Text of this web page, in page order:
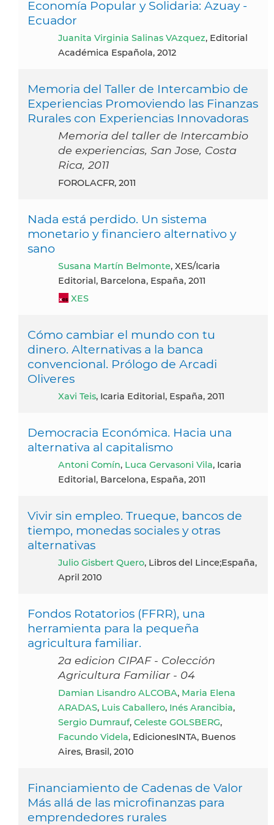
Economía Popular y Solidaria: Azuay -
Ecuador
Juanita Virginia Salinas VAzquez, Editorial
Académica Española, 2012
Memoria del Taller de Intercambio de
Experiencias Promoviendo las Finanzas
Rurales con Experiencias Innovadoras
Memoria del taller de Intercambio
de experiencias, San Jose, Costa
Rica, 2011
FOROLACFR, 2011
Nada está perdido. Un sistema
monetario y financiero alternativo y
sano
Susana Martín Belmonte, XES/Icaria
Editorial, Barcelona, España, 2011
XES
Cómo cambiar el mundo con tu
dinero. Alternativas a la banca
convencional. Prólogo de Arcadi
Oliveres
Xavi Teis, Icaria Editorial, España, 2011
Democracia Económica. Hacia una
alternativa al capitalismo
Antoni Comín, Luca Gervasoni Vila, Icaria
Editorial, Barcelona, España, 2011
Vivir sin empleo. Trueque, bancos de
tiempo, monedas sociales y otras
alternativas
Julio Gisbert Quero, Libros del Lince;España,
April 2010
Fondos Rotatorios (FFRR), una
herramienta para la pequeña
agricultura familiar.
2a edicion CIPAF - Colección
Agricultura Familiar - 04
Damian Lisandro ALCOBA, Maria Elena
ARADAS, Luis Caballero, Inés Arancibia,
Sergio Dumrauf, Celeste GOLSBERG,
Facundo Videla, EdicionesINTA, Buenos
Aires, Brasil, 2010
Financiamiento de Cadenas de Valor
Más allá de las microfinanzas para
emprendedores rurales